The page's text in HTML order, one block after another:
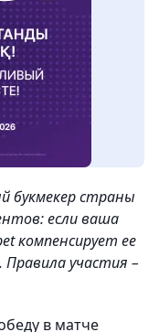
букмекер страны
если ваша
компенсирует ее
участия –
в матче